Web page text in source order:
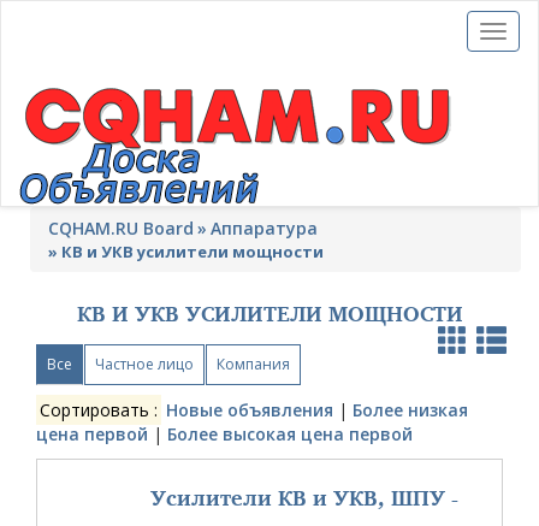
Toggle
CQHAM.RU Board Аппаратура
» КВ и УКВ усилители мощности
КВ И УКВ УСИЛИТЕЛИ МОЩНОСТИ
Все Частное лицо Компания
Сортировать : Новые объявления | Более низкая
цена первой | Более высокая цена первой
Усилители КВ и УКВ, ШПУ -